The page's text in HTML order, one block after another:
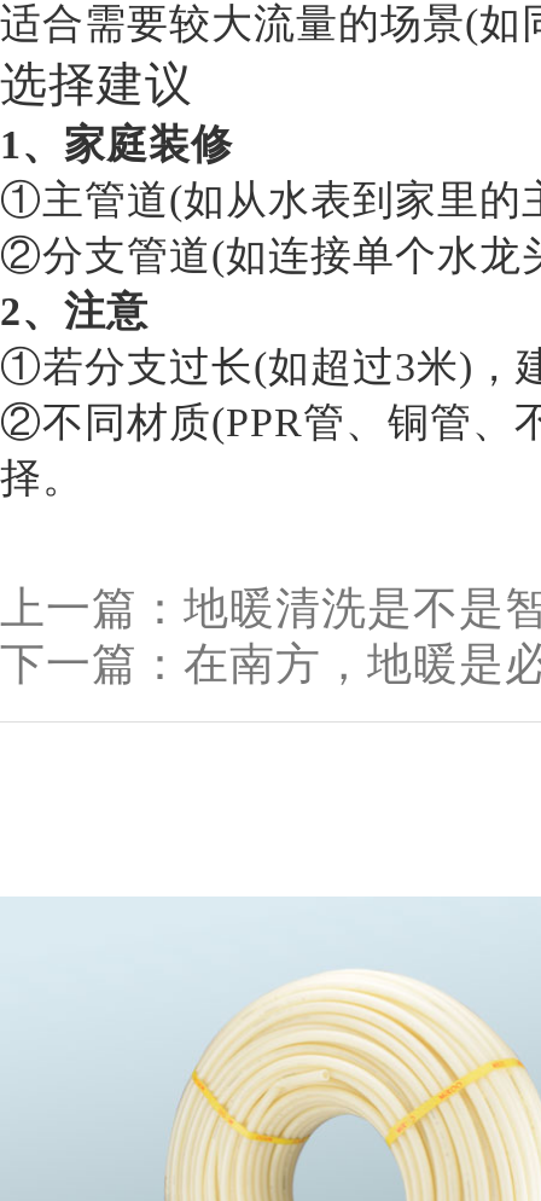
适合需要较大流量的场景(如
选择建议
1、家庭装修
①主管道(如从水表到家里的
②分支管道(如连接单个水龙
2、注意
①若分支过长(如超过3米)，
②不同材质(PPR管、铜管、
择。
上一篇：地暖清洗是不是
下一篇：在南方，地暖是